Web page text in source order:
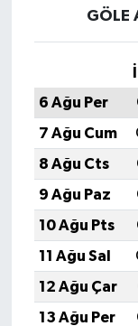
GÖLE
6 Ağu Per
7 Ağu Cum
8 Ağu Cts
9 Ağu Paz
10 Ağu Pts
11 Ağu Sal
12 Ağu Çar
13 Ağu Per